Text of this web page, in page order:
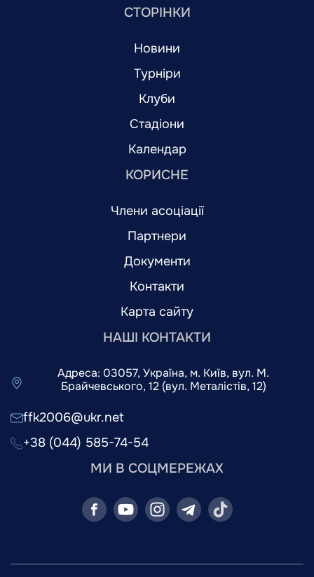
СТОРІНКИ
Новини
Турніри
Клуби
Стадіони
Календар
КОРИСНЕ
Члени асоціації
Партнери
Документи
Контакти
Карта сайту
НАШІ КОНТАКТИ
Адреса: 03057, Україна, м. Київ, вул. М.
Брайчевського, 12 (вул. Металістів, 12)
ffk2006@ukr.net
+38 (044) 585-74-54
МИ В СОЦМЕРЕЖАХ